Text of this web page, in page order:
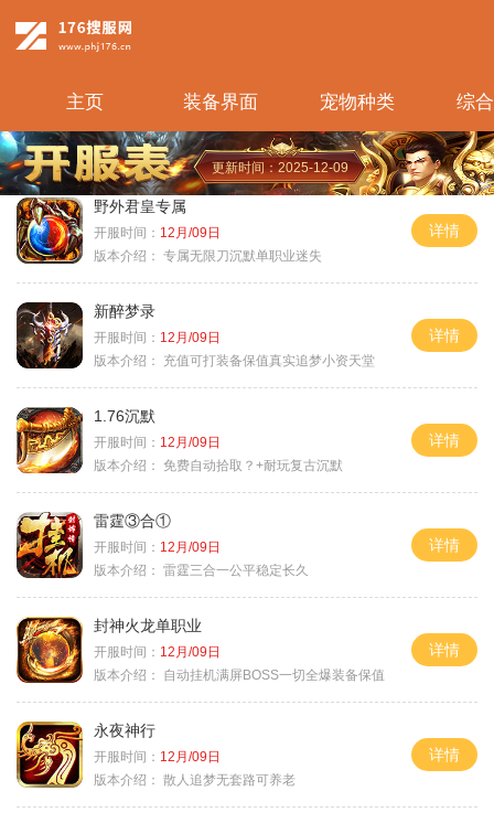
主页 装备界面 宠物种类 综
更新时间：2025-12-09
野外君皇专属
开服时间： 12月/09日
版本介绍： 专属无限刀沉默单职业迷失
详情
新醉梦录
开服时间： 12月/09日
版本介绍：
充值可打装备保值真实追梦小资天堂
详情
1.76沉默
开服时间： 12月/09日
版本介绍： 免费自动拾取？+耐玩复古沉默
详情
雷霆③合①
开服时间： 12月/09日
版本介绍： 雷霆三合一公平稳定长久
详情
封神火龙单职业
开服时间： 12月/09日
版本介绍：
自动挂机满屏BOSS一切全爆装备保值
详情
永夜神行
开服时间： 12月/09日
版本介绍： 散人追梦无套路可养老
详情